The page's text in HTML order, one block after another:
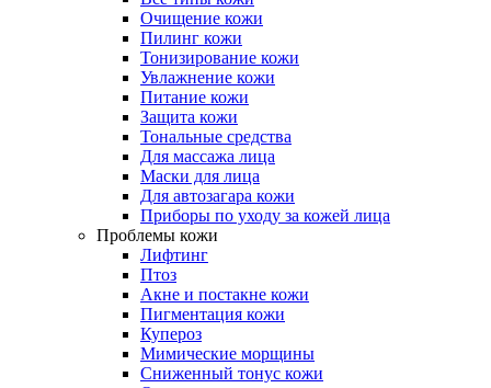
Очищение кожи
Пилинг кожи
Тонизирование кожи
Увлажнение кожи
Питание кожи
Защита кожи
Тональные средства
Для массажа лица
Маски для лица
Для автозагара кожи
Приборы по уходу за кожей лица
Проблемы кожи
Лифтинг
Птоз
Акне и постакне кожи
Пигментация кожи
Купероз
Мимические морщины
Сниженный тонус кожи